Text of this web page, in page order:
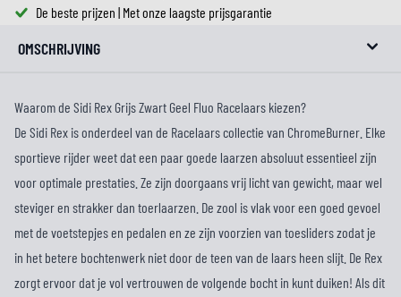
De beste prijzen | Met onze laagste prijsgarantie
OMSCHRIJVING
Waarom de Sidi Rex Grijs Zwart Geel Fluo Racelaars kiezen?
De Sidi Rex is onderdeel van de Racelaars collectie van ChromeBurner. Elke
sportieve rijder weet dat een paar goede laarzen absoluut essentieel zijn
voor optimale prestaties. Ze zijn doorgaans vrij licht van gewicht, maar wel
steviger en strakker dan toerlaarzen. De zool is vlak voor een goed gevoel
met de voetstepjes en pedalen en ze zijn voorzien van toesliders zodat je
in het betere bochtenwerk niet door de teen van de laars heen slijt. De Rex
zorgt ervoor dat je vol vertrouwen de volgende bocht in kunt duiken! Als dit